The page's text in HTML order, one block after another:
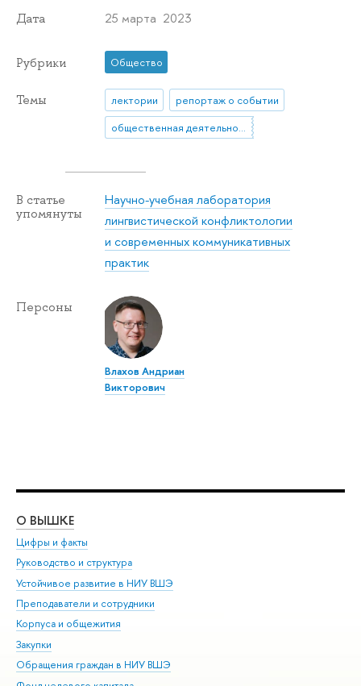
Дата 25 марта 2023
Рубрики Общество
Темы лектории
репортаж о событии
общественная деятельность
В статье
упомянуты
Научно-учебная лаборатория
лингвистической конфликтологии
и современных коммуникативных
практик
Персоны
Влахов Андриан
Викторович
О ВЫШКЕ
Цифры и факты
Руководство и структура
Устойчивое развитие в НИУ ВШЭ
Преподаватели и сотрудники
Корпуса и общежития
Закупки
Обращения граждан в НИУ ВШЭ